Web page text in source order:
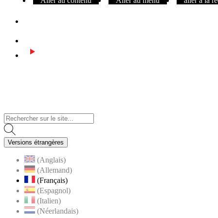
Versions étrangères
(Anglais)
(Allemand)
(Français)
(Espagnol)
(Italien)
(Néerlandais)